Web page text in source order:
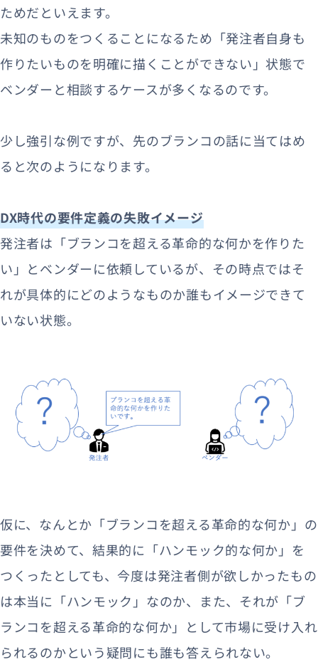
ためだといえます。
未知のものをつくることになるため「発注者自身も
作りたいものを明確に描くことができない」状態で
ベンダーと相談するケースが多くなるのです。
少し強引な例ですが、先のブランコの話に当てはめ
ると次のようになります。
DX時代の要件定義の失敗イメージ
発注者は「ブランコを超える革命的な何かを作りた
い」とベンダーに依頼しているが、その時点ではそ
れが具体的にどのようなものか誰もイメージできて
いない状態。
仮に、なんとか「ブランコを超える革命的な何か」の
要件を決めて、結果的に「ハンモック的な何か」を
つくったとしても、今度は発注者側が欲しかったもの
は本当に「ハンモック」なのか、また、それが「ブ
ランコを超える革命的な何か」として市場に受け入れ
られるのかという疑問にも誰も答えられない。